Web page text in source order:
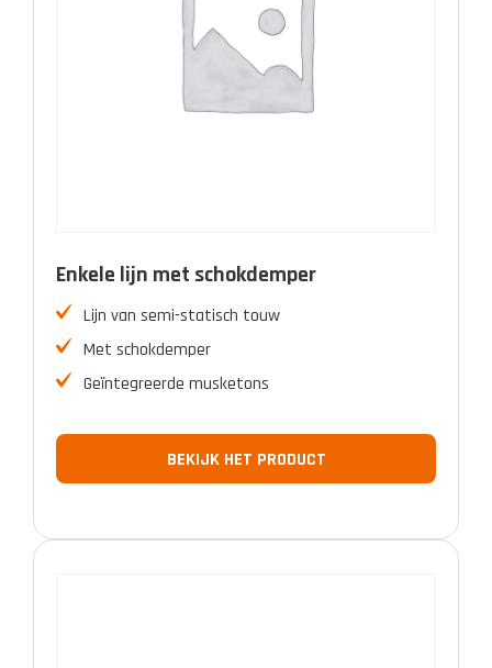
Enkele lijn met schokdemper
Lijn van semi-statisch touw
Met schokdemper
Geïntegreerde musketons
BEKIJK HET PRODUCT